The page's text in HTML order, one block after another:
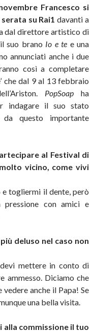
Francesco si
su Rai1davanti a
dal direttore artistico di
suo brano Io e te e una
annunciati anche i due
così a completare
che dal 9 al 13 febbraio
PopSoap ha
indagare il suo stato
questo importante
al Festival di
vicino, come vivi
togliermi il dente, però
con amici e
deluso nel caso non
mettere in conto di
ammesso. Diciamo che
anche il Papa! Se
una bella visita.
commissione il tuo